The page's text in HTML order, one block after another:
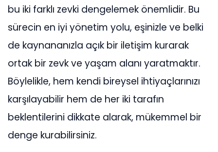
bu iki farklı zevki dengelemek önemlidir. Bu
sürecin en iyi yönetim yolu, eşinizle ve belki
de kaynananızla açık bir iletişim kurarak
ortak bir zevk ve yaşam alanı yaratmaktır.
Böylelikle, hem kendi bireysel ihtiyaçlarınızı
karşılayabilir hem de her iki tarafın
beklentilerini dikkate alarak, mükemmel bir
denge kurabilirsiniz.